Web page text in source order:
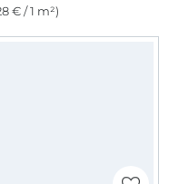
€ / 1 m²)